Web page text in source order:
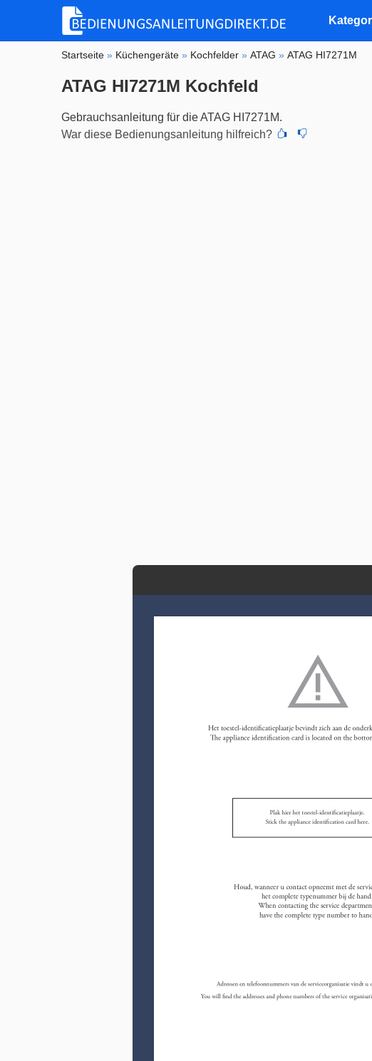
Startseite » Küchengeräte » Kochfelder »ATAG »ATAG HI7271M
ATAG HI7271M Kochfeld
Gebrauchsanleitung für die ATAG HI7271M.
War diese Bedienungsanleitung hilfreich?